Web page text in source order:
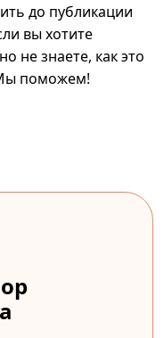
до публикации
вы хотите
не знаете, как это
поможем!